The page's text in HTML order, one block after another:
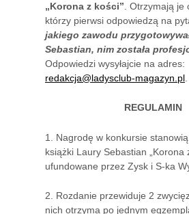
„Korona z kości” . Otrzymają je
którzy pierwsi odpowiedzą na
jakiego zawodu
Sebastian, nim została
Odpowiedzi wysyłajcie na adres:
redakcja@ladysclub-magazyn.pl
REGULAMIN
1. Nagrodę w konkursie
książki Laury Sebastian „Korona
ufundowane przez Zysk i S-ka
2. Rozdanie przewiduje 2
nich otrzyma po jednym